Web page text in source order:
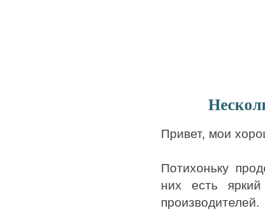
Привет, мои
Потихоньку
них есть